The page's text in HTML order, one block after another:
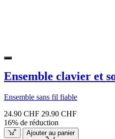
Ensemble clavier et
Ensemble sans fil fiable
24.90 CHF 29.90 CHF
16% de réduction
Ajouter au panier